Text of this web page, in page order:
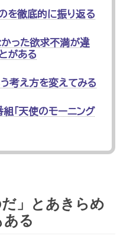
を徹底的に振り返る
った欲求不満が違
がある
う考え方を変えてみる
組「天使のモーニング
だ」とあきらめ
る